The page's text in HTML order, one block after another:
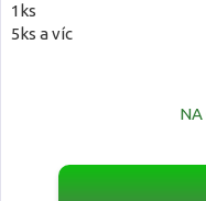
1ks
5ks a víc
NA